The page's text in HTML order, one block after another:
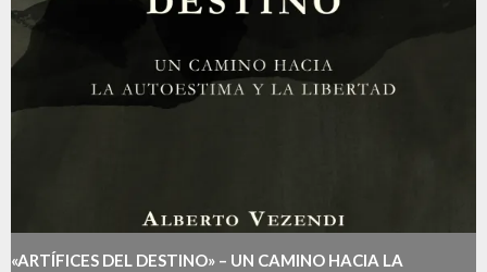
«ARTÍFICES DEL DESTINO» – UN CAMINO HACIA LA